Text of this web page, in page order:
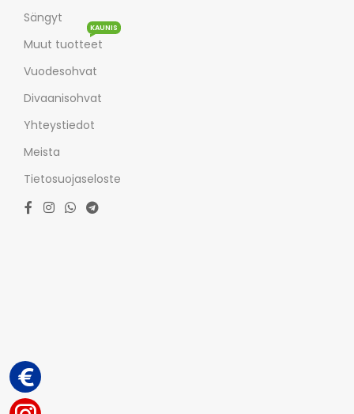
Sängyt
Muut tuotteet
KAUNIS
Vuodesohvat
Divaanisohvat
Yhteystiedot
Meista
Tietosuojaseloste